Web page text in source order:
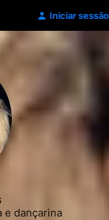
Iniciar sessão
e dançarina